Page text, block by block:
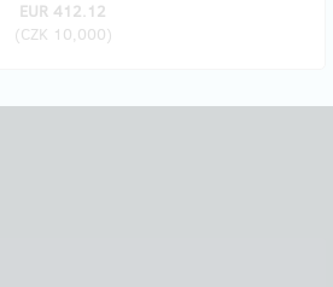
EUR 412.12
(CZK 10,000)